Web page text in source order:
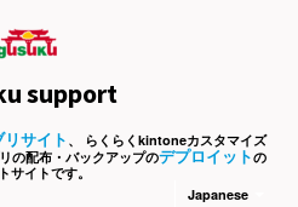
support
リサイト 、 らくらくkintoneカスタマイズ
の配布・バックアップのデプロイットの
サイトです。
Japanese